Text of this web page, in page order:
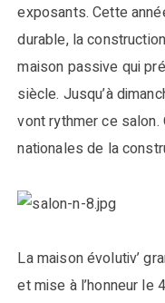
exposants. Cette
durable, la
maison passive qui
siècle. Jusqu’à
vont rythmer ce
nationales de la
La maison évolutiv’
et mise à l’honneur le